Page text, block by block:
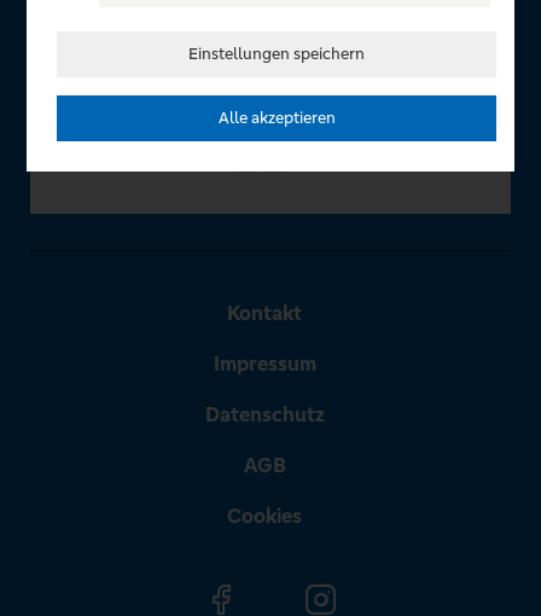
In Zusammenarbeit mit
Kontakt
Impressum
Datenschutz
AGB
Cookies
Einstellungen speichern
Alle akzeptieren